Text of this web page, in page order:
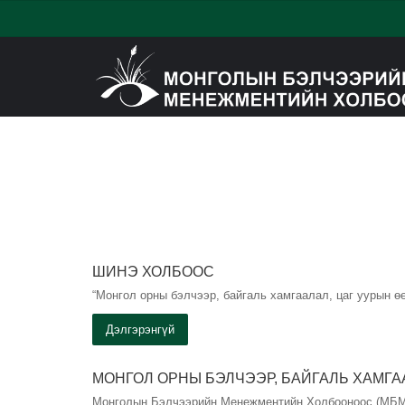
ШИНЭ ХОЛБООС
“Монгол орны бэлчээр, байгаль хамгаалал, цаг уурын
Дэлгэрэнгүй
МОНГОЛ ОРНЫ БЭЛЧЭЭР, БАЙГАЛЬ
Монголын Бэлчээрийн Менежментийн Холбооноос